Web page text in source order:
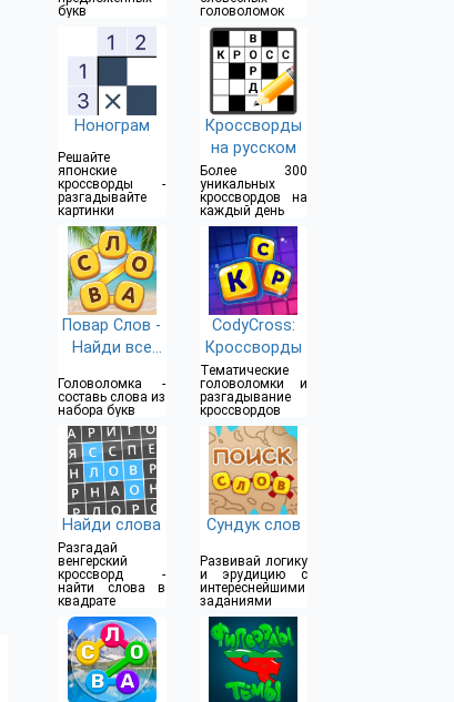
букв
головоломок
Нонограм
Решайте
японские
кроссворды -
разгадывайте
картинки
Кроссворды
на русском
Более 300
уникальных
кроссвордов на
каждый день
Повар Слов -
Найди все
Головоломка -
составь слова из
набора букв
CodyCross:
Кроссворды
Тематические
головоломки и
разгадывание
кроссвордов
Найди слова
Разгадай
венгерский
кроссворд -
найти слова в
квадрате
Сундук слов
Развивай логику
и эрудицию с
интереснейшими
заданиями